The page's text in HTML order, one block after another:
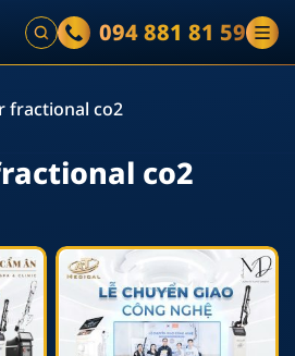
094 881 81 59
fractional co2
ractional co2